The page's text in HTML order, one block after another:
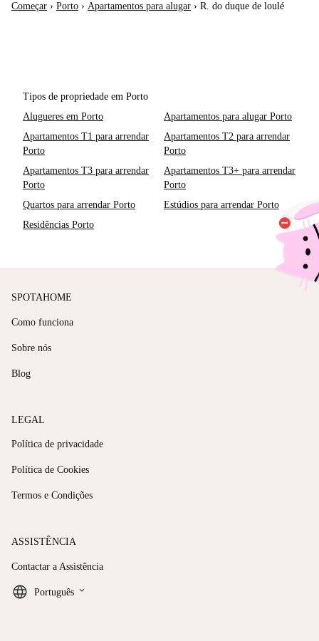
Começar › Porto › Apartamentos para alugar › R. do duque de loulé
Tipos de propriedade em Porto
Alugueres em Porto
Apartamentos para alugar Porto
Apartamentos T1 para arrendar
Porto
Apartamentos T2 para arrendar
Porto
Apartamentos T3 para arrendar
Porto
Apartamentos T3+ para arrendar
Porto
Quartos para arrendar Porto
Estúdios para arrendar Porto
Residências Porto
SPOTAHOME
Como funciona
Sobre nós
Blog
LEGAL
Política de privacidade
Política de Cookies
Termos e Condições
ASSISTÊNCIA
Contactar a Assistência
Português keyboard_arrow_down